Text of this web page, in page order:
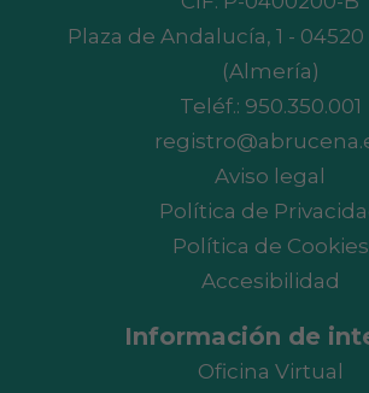
Plaza de Andalucía, 1 -
(Almería)
Teléf.: 950.350.001
Aviso legal
Política de
Política de Cookies
Accesibilidad
Información de
Oficina Virtual